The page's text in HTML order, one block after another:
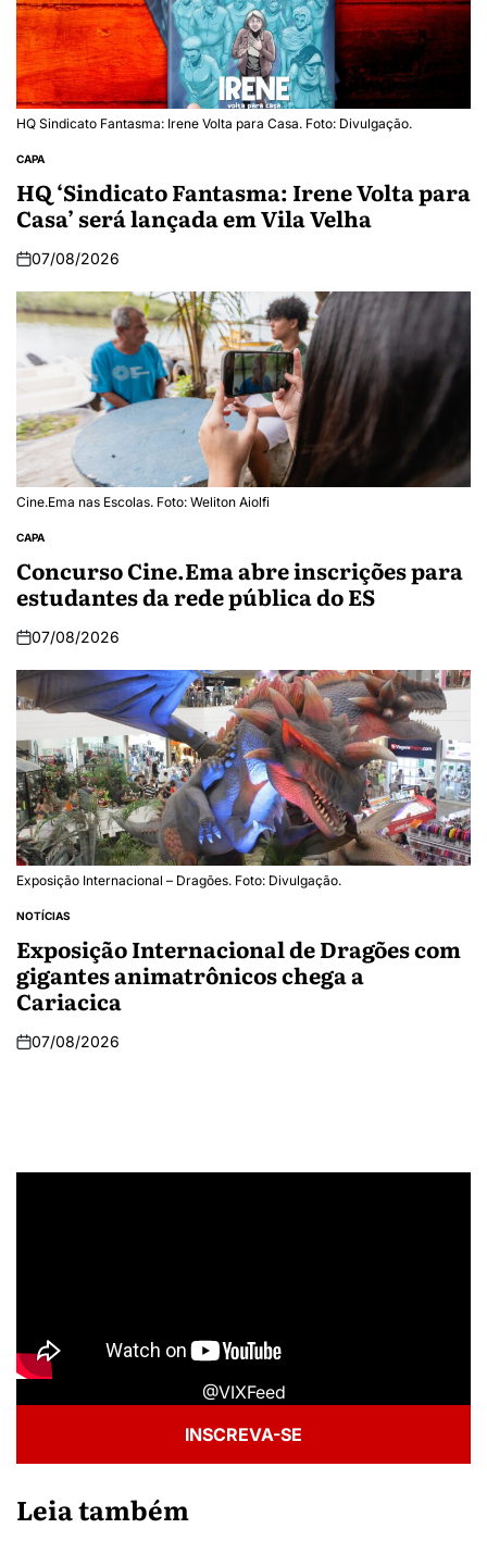
HQ Sindicato Fantasma: Irene Volta para Casa. Foto: Divulgação.
CAPA
HQ ‘Sindicato Fantasma: Irene Volta para
Casa’ será lançada em Vila Velha
07/08/2026
Cine.Ema nas Escolas. Foto: Weliton Aiolfi
CAPA
Concurso Cine.Ema abre inscrições para
estudantes da rede pública do ES
07/08/2026
Exposição Internacional – Dragões. Foto: Divulgação.
NOTÍCIAS
Exposição Internacional de Dragões com
gigantes animatrônicos chega a
Cariacica
07/08/2026
@VIXFeed
INSCREVA-SE
Leia também